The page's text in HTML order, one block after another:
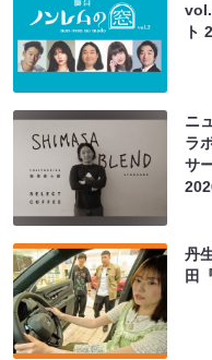
ト
ニ
ラ
サ
丹
田